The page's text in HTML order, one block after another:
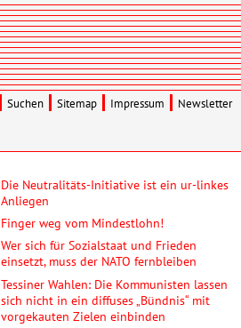
Die Neutralitäts-Initiative ist ein ur-linkes
Anliegen
Finger weg vom Mindestlohn!
Wer sich für Sozialstaat und Frieden
einsetzt, muss der NATO fernbleiben
Tessiner Wahlen: Die Kommunisten lassen
sich nicht in ein diffuses „Bündnis“ mit
vorgekauten Zielen einbinden
Suchen Sitemap Impressum Newsletter